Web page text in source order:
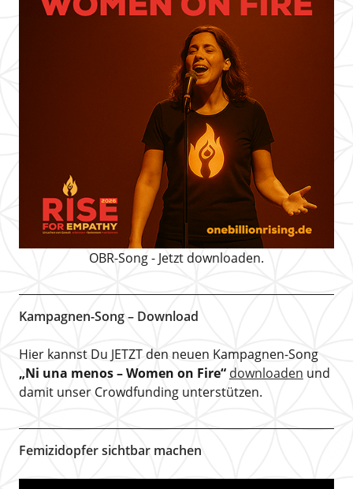
OBR-Song - Jetzt downloaden.
Kampagnen-Song – Download
Hier kannst Du JETZT den neuen Kampagnen-Song
„Ni una menos – Women on Fire“ downloaden und
damit unser Crowdfunding unterstützen.
Femizidopfer sichtbar machen